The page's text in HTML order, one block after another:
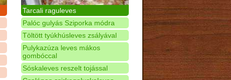
Tarcali raguleves
Palóc gulyás Sziporka módra
Töltött tyúkhúsleves zsályával
Pulykazúza leves mákos
gombóccal
Sóskaleves reszelt tojással